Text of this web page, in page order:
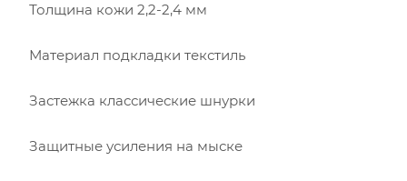
Толщина кожи 2,2-2,4 мм
Материал подкладки текстиль
Застежка классические шнурки
Защитные усиления на мыске